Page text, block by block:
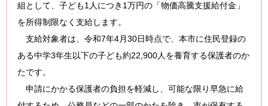
組として、子ども1人につき1万円の「物価高騰支援給付金」
を所得制限なく支給します。
支給対象者は、令和7年4月30日時点で、本市に住民登録の
ある中学3年生以下の子ども約22,900人を養育する保護者のか
たです。
申請にかかる保護者の負担を軽減し、可能な限り早急に給